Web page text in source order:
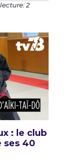
2
: le club
ses 40